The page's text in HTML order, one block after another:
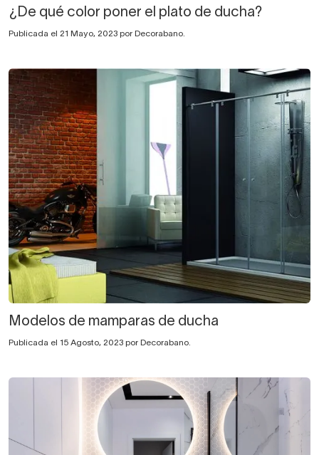
¿De qué color poner el plato de ducha?
Publicada el 21 Mayo, 2023 por Decorabano.
Modelos de mamparas de ducha
Publicada el 15 Agosto, 2023 por Decorabano.